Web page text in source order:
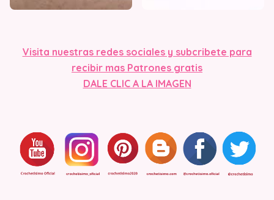
Visita nuestras redes sociales y subcribete para
recibir mas Patrones gratis
DALE CLIC A LA IMAGEN